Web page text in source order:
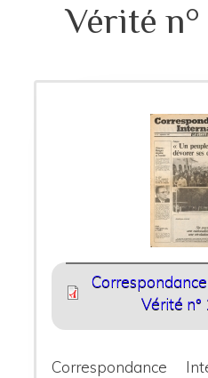
Vérité n°
Vérité n°
Correspondance